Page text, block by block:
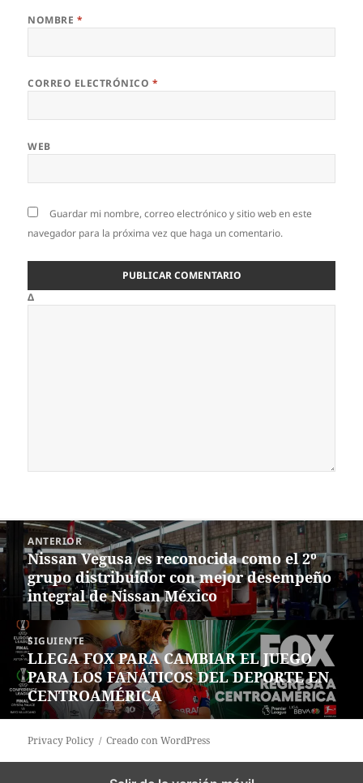
NOMBRE *
CORREO ELECTRÓNICO *
WEB
Guardar mi nombre, correo electrónico y sitio web en este
navegador para la próxima vez que haga un comentario.
Δ
Navegación
de
entradas
ANTERIOR
Entrada
anterior:
Nissan Vegusa es reconocida como el 2º
grupo distribuidor con mejor desempeño
integral de Nissan México
SIGUIENTE
Siguiente
entrada:
LLEGA FOX PARA CAMBIAR EL JUEGO
PARA LOS FANÁTICOS DEL DEPORTE EN
CENTROAMÉRICA
Privacy Policy Creado con WordPress